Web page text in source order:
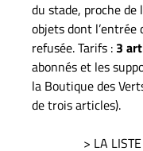
du stade, proche de
objets dont l’entrée
refusée. Tarifs : 3
abonnés et les
la Boutique des
de trois articles).
> LA